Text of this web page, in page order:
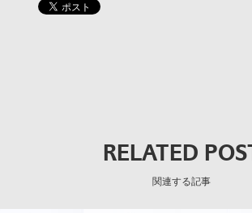
RELATED POST
関連する記事